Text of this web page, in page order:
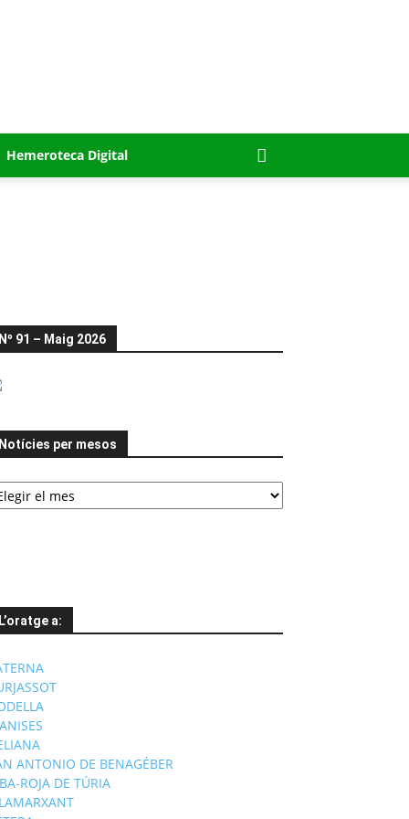
Hemeroteca Digital
Nº 91 – Maig 2026
Notícies per mesos
L’oratge a:
ANTONIO DE BENAGÉBER
ROJA DE TÚRIA